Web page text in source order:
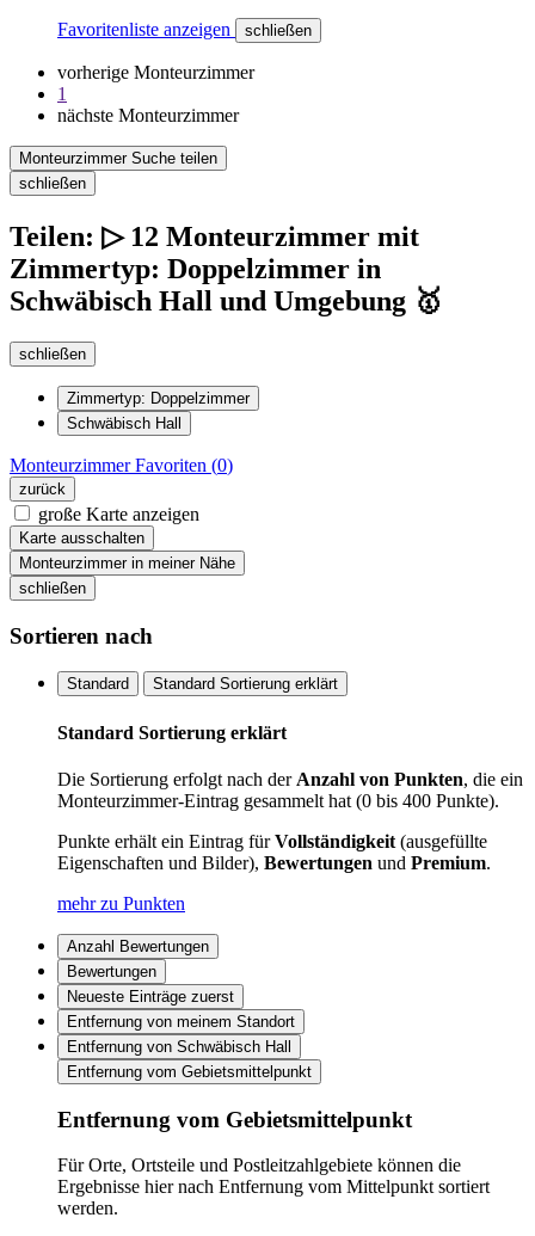
Favoritenliste anzeigen schließen
vorherige Monteurzimmer
1
nächste Monteurzimmer
Monteurzimmer Suche teilen
schließen
Teilen: ▷ 12 Monteurzimmer mit
Zimmertyp: Doppelzimmer in
Schwäbisch Hall und Umgebung 🥇
schließen
Zimmertyp: Doppelzimmer
Schwäbisch Hall
MonteurzimmerFavoriten (0)
zurück
große Karte anzeigen
Karte ausschalten
Monteurzimmer in meiner Nähe
schließen
Sortieren nach
Standard Standard Sortierung erklärt
Standard Sortierung erklärt
Die Sortierung erfolgt nach der Anzahl von Punkten, die ein
Monteurzimmer-Eintrag gesammelt hat (0 bis 400 Punkte).
Punkte erhält ein Eintrag fürVollständigkeit (ausgefüllte
Eigenschaften und Bilder), Bewertungen und Premium.
mehr zu Punkten
Anzahl Bewertungen
Bewertungen
Neueste Einträge zuerst
Entfernung von meinem Standort
Entfernung von Schwäbisch Hall
Entfernung vom Gebietsmittelpunkt
Entfernung vom Gebietsmittelpunkt
Für Orte, Ortsteile und Postleitzahlgebiete können die
Ergebnisse hier nach Entfernung vom Mittelpunkt sortiert
werden.